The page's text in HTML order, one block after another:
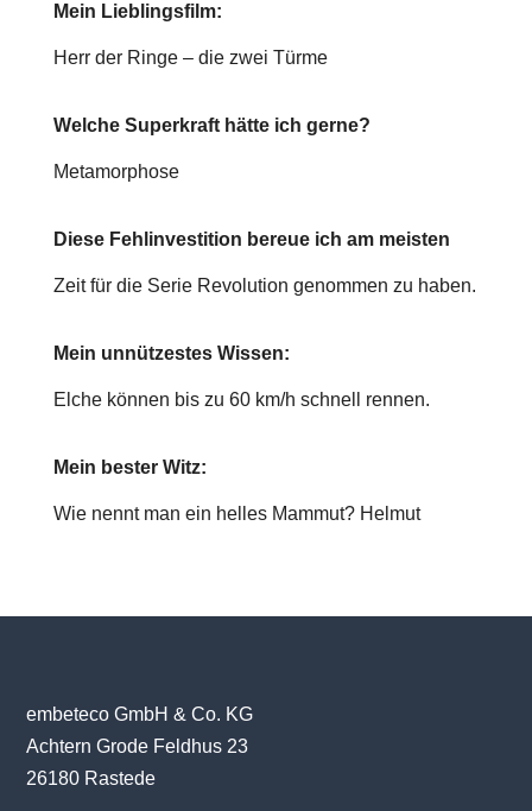
Mein Lieblingsfilm:
Herr der Ringe – die zwei Türme
Welche Superkraft hätte ich gerne?
Metamorphose
Diese Fehlinvestition bereue ich am meisten
Zeit für die Serie Revolution genommen zu haben.
Mein unnützestes Wissen:
Elche können bis zu 60 km/h schnell rennen.
Mein bester Witz:
Wie nennt man ein helles Mammut? Helmut
embeteco GmbH & Co. KG
Achtern Grode Feldhus 23
26180 Rastede